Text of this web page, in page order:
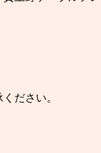
ださい。